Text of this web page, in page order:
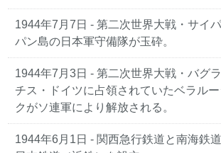
1944年7月7日 - 第二次世界大戦・サイ
パン島の日本軍守備隊が玉砕。
1944年7月3日 - 第二次世界大戦・バグ
チス・ドイツに占領されていたベラル
クがソ連軍により解放される。
1944年6月1日 - 関西急行鉄道と南海鉄